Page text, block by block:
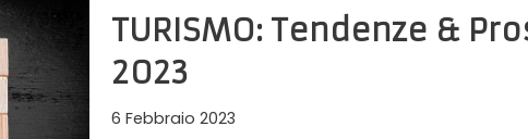
TURISMO: Tendenze &
2023
6 Febbraio 2023